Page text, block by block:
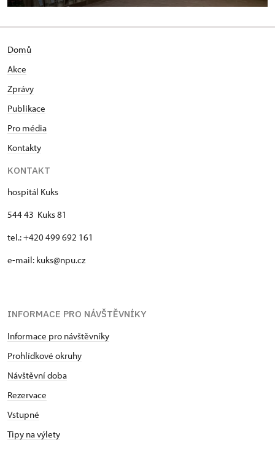
Domů
Akce
Zprávy
Publikace
Pro média
Kontakty
KONTAKT
hospitál Kuks
544 43 Kuks 81
tel.: +420 499 692 161
e-mail: kuks@npu.cz
INFORMACE PRO NÁVŠTĚVNÍKY
Informace pro návštěvníky
Prohlídkové okruhy
Návštěvní doba
Rezervace
Vstupné
Tipy na výlety